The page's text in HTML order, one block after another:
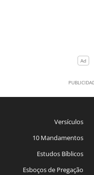
Versículos
10 Mandamentos
Estudos Bíblicos
Esboços de Pregação